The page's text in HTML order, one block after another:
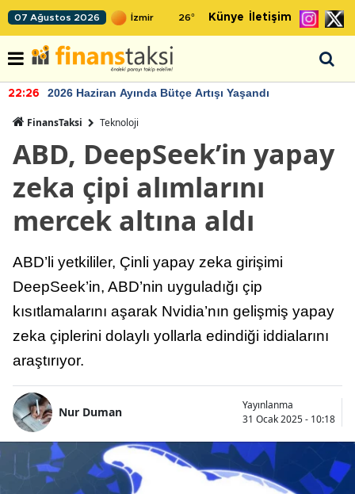
07 Ağustos 2026 26° Künye İletişim
22:26 2026 Haziran Ayında Bütçe Artışı Yaşandı
FinansTaksi Teknoloji
ABD, DeepSeek’in yapay
zeka çipi alımlarını
mercek altına aldı
ABD’li yetkililer, Çinli yapay zeka girişimi
DeepSeek’in, ABD’nin uyguladığı çip
kısıtlamalarını aşarak Nvidia’nın gelişmiş yapay
zeka çiplerini dolaylı yollarla edindiği iddialarını
araştırıyor.
Nur Duman
Yayınlanma
31 Ocak 2025 - 10:18